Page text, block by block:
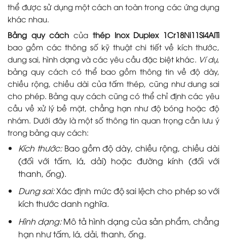
thể được sử dụng một cách an toàn trong các ứng dụng
khác nhau.
Bảng quy cách của thép Inox Duplex 1Cr18Ni11Si4AlTi
bao gồm các thông số kỹ thuật chi tiết về kích thước,
dung sai, hình dạng và các yêu cầu đặc biệt khác. Ví dụ,
bảng quy cách có thể bao gồm thông tin về độ dày,
chiều rộng, chiều dài của tấm thép, cũng như dung sai
cho phép. Bảng quy cách cũng có thể chỉ định các yêu
cầu về xử lý bề mặt, chẳng hạn như độ bóng hoặc độ
nhám. Dưới đây là một số thông tin quan trọng cần lưu ý
trong bảng quy cách:
Kích thước:Bao gồm độ dày, chiều rộng, chiều dài
(đối với tấm, lá, dải) hoặc đường kính (đối với
thanh, ống).
Dung sai:Xác định mức độ sai lệch cho phép so với
kích thước danh nghĩa.
Hình dạng:Mô tả hình dạng của sản phẩm, chẳng
hạn như tấm, lá, dải, thanh, ống.